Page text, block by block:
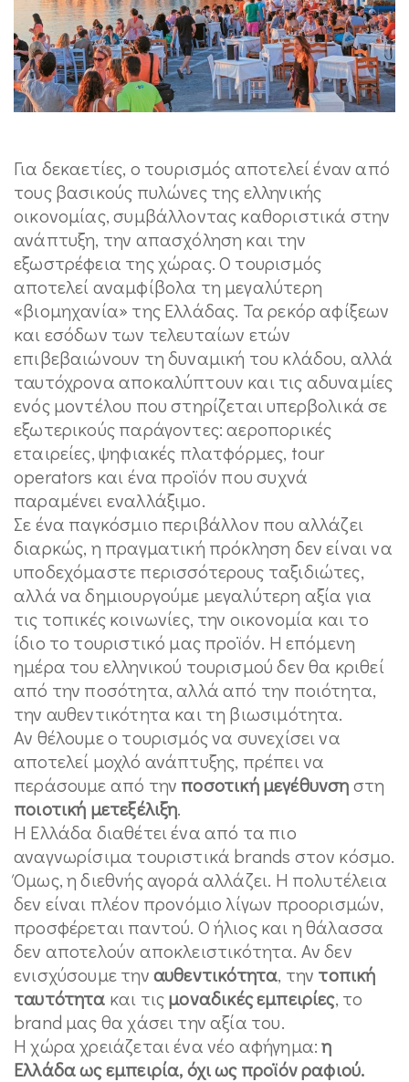
Για δεκαετίες, ο τουρισμός αποτελεί έναν από
τους βασικούς πυλώνες της ελληνικής
οικονομίας, συμβάλλοντας καθοριστικά στην
ανάπτυξη, την απασχόληση και την
εξωστρέφεια της χώρας. Ο τουρισμός
αποτελεί αναμφίβολα τη μεγαλύτερη
«βιομηχανία» της Ελλάδας. Τα ρεκόρ αφίξεων
και εσόδων των τελευταίων ετών
επιβεβαιώνουν τη δυναμική του κλάδου, αλλά
ταυτόχρονα αποκαλύπτουν και τις αδυναμίες
ενός μοντέλου που στηρίζεται υπερβολικά σε
εξωτερικούς παράγοντες: αεροπορικές
εταιρείες, ψηφιακές πλατφόρμες, tour
operators και ένα προϊόν που συχνά
παραμένει εναλλάξιμο.
Σε ένα παγκόσμιο περιβάλλον που αλλάζει
διαρκώς, η πραγματική πρόκληση δεν είναι να
υποδεχόμαστε περισσότερους ταξιδιώτες,
αλλά να δημιουργούμε μεγαλύτερη αξία για
τις τοπικές κοινωνίες, την οικονομία και το
ίδιο το τουριστικό μας προϊόν. Η επόμενη
ημέρα του ελληνικού τουρισμού δεν θα κριθεί
από την ποσότητα, αλλά από την ποιότητα,
την αυθεντικότητα και τη βιωσιμότητα.
Αν θέλουμε ο τουρισμός να συνεχίσει να
αποτελεί μοχλό ανάπτυξης, πρέπει να
περάσουμε από την ποσοτική μεγέθυνσηστη
ποιοτική μετεξέλιξη.
Η Ελλάδα διαθέτει ένα από τα πιο
αναγνωρίσιμα τουριστικά brands στον κόσμο.
Όμως, η διεθνής αγορά αλλάζει. Η πολυτέλεια
δεν είναι πλέον προνόμιο λίγων προορισμών,
προσφέρεται παντού. Ο ήλιος και η θάλασσα
δεν αποτελούν αποκλειστικότητα. Αν δεν
ενισχύσουμε τηναυθεντικότητα, την τοπική
ταυτότητα και τιςμοναδικές εμπειρίες, το
brand μας θα χάσει την αξία του.
Η χώρα χρειάζεται ένα νέο αφήγημα:η
Ελλάδα ως εμπειρία, όχι ως προϊόν ραφιού.